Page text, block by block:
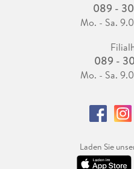
089 -
Mo. - Sa.
089 -
Mo. - Sa.
Laden Sie